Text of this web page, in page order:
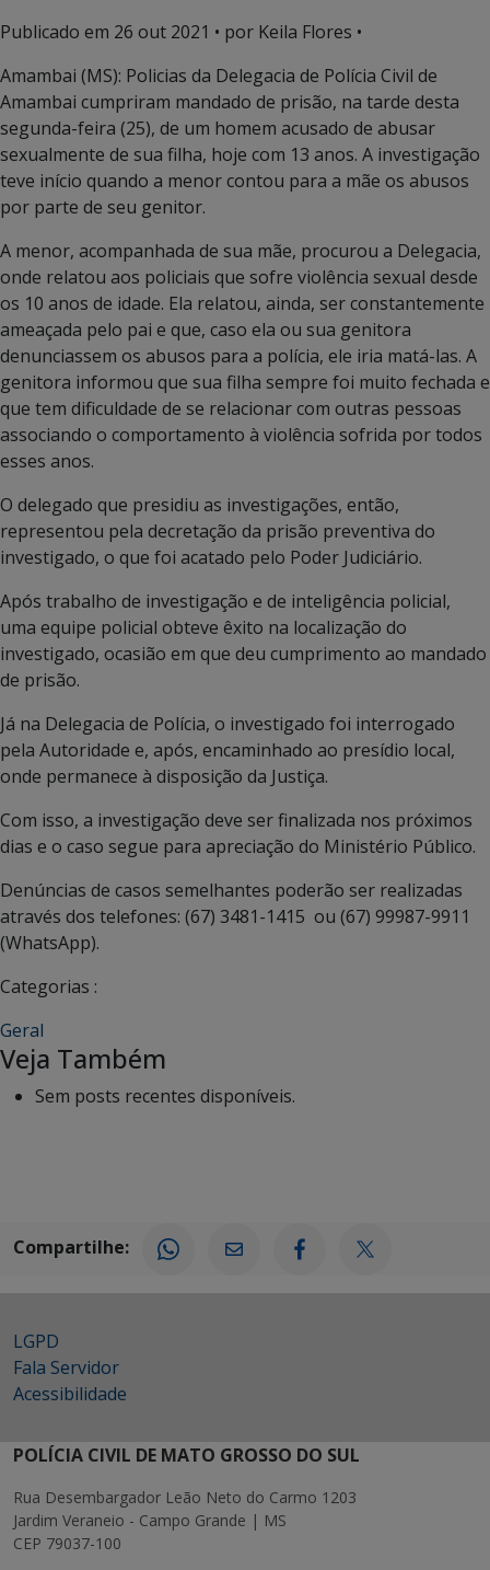
Publicado em 26 out 2021 • por Keila Flores •
Amambai (MS): Policias da Delegacia de Polícia Civil de
Amambai cumpriram mandado de prisão, na tarde desta
segunda-feira (25), de um homem acusado de abusar
sexualmente de sua filha, hoje com 13 anos. A investigação
teve início quando a menor contou para a mãe os abusos
por parte de seu genitor.
A menor, acompanhada de sua mãe, procurou a Delegacia,
onde relatou aos policiais que sofre violência sexual desde
os 10 anos de idade. Ela relatou, ainda, ser constantemente
ameaçada pelo pai e que, caso ela ou sua genitora
denunciassem os abusos para a polícia, ele iria matá-las. A
genitora informou que sua filha sempre foi muito fechada e
que tem dificuldade de se relacionar com outras pessoas
associando o comportamento à violência sofrida por todos
esses anos.
O delegado que presidiu as investigações, então,
representou pela decretação da prisão preventiva do
investigado, o que foi acatado pelo Poder Judiciário.
Após trabalho de investigação e de inteligência policial,
uma equipe policial obteve êxito na localização do
investigado, ocasião em que deu cumprimento ao mandado
de prisão.
Já na Delegacia de Polícia, o investigado foi interrogado
pela Autoridade e, após, encaminhado ao presídio local,
onde permanece à disposição da Justiça.
Com isso, a investigação deve ser finalizada nos próximos
dias e o caso segue para apreciação do Ministério Público.
Denúncias de casos semelhantes poderão ser realizadas
através dos telefones: (67) 3481-1415 ou (67) 99987-9911
(WhatsApp).
Categorias :
Geral
Veja Também
Sem posts recentes disponíveis.
Compartilhe:
LGPD
Fala Servidor
Acessibilidade
POLÍCIA CIVIL DE MATO GROSSO DO SUL
Rua Desembargador Leão Neto do Carmo 1203
Jardim Veraneio - Campo Grande | MS
CEP 79037-100